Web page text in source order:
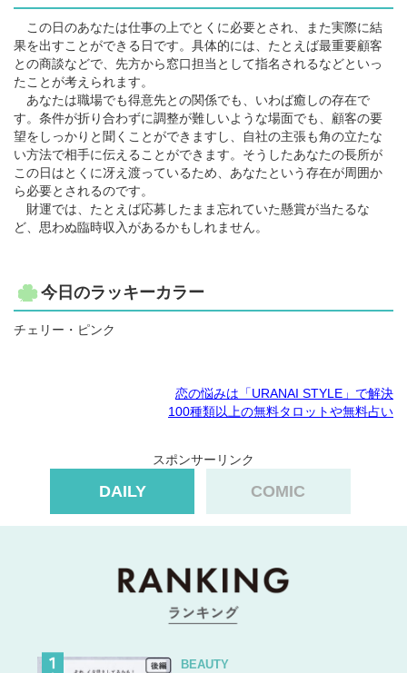
この日のあなたは仕事の上でとくに必要とされ、また実際に結
果を出すことができる日です。具体的には、たとえば最重要顧客
との商談などで、先方から窓口担当として指名されるなどといっ
たことが考えられます。
あなたは職場でも得意先との関係でも、いわば癒しの存在で
す。条件が折り合わずに調整が難しいような場面でも、顧客の要
望をしっかりと聞くことができますし、自社の主張も角の立たな
い方法で相手に伝えることができます。そうしたあなたの長所が
この日はとくに冴え渡っているため、あなたという存在が周囲か
ら必要とされるのです。
財運では、たとえば応募したまま忘れていた懸賞が当たるな
ど、思わぬ臨時収入があるかもしれません。
今日のラッキーカラー
チェリー・ピンク
恋の悩みは「URANAI STYLE」で解決
100種類以上の無料タロットや無料占い
スポンサーリンク
DAILY COMIC
BEAUTY